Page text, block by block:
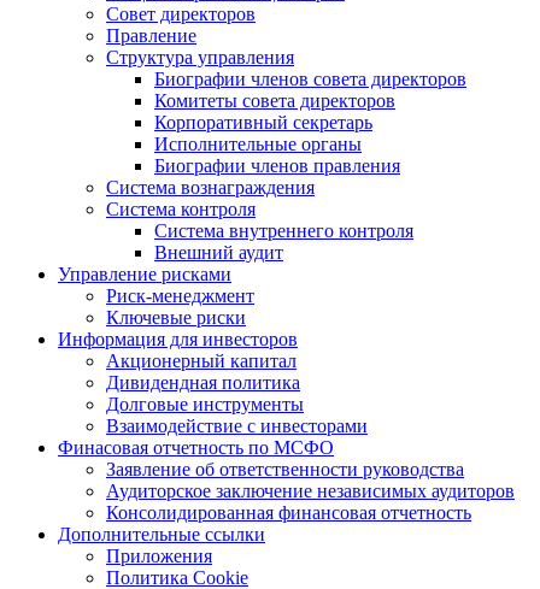
Совет директоров
Правление
Структура управления
Биографии членов совета директоров
Комитеты совета директоров
Корпоративный секретарь
Исполнительные органы
Биографии членов правления
Система вознаграждения
Система контроля
Система внутреннего контроля
Внешний аудит
Управление рисками
Риск-менеджмент
Ключевые риски
Информация для инвесторов
Акционерный капитал
Дивидендная политика
Долговые инструменты
Взаимодействие с инвеcторами
Финасовая отчетность по МСФО
Заявление об ответственности руководства
Аудиторское заключение независимых аудиторов
Консолидированная финансовая отчетность
Дополнительные ссылки
Приложения
Политика Cookie